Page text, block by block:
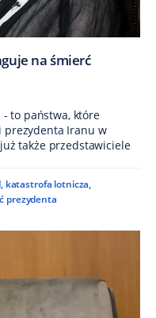
na śmierć
- to państwa, które
prezydenta Iranu w
także przedstawiciele
, katastrofa lotnicza,
prezydenta